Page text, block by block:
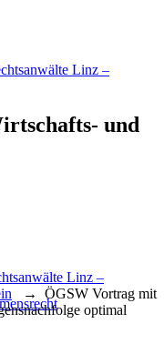
und
Linz –
→ ÖGSW Vortrag mit
optimal